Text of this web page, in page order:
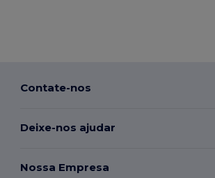
Contate-nos
Deixe-nos ajudar
Nossa Empresa